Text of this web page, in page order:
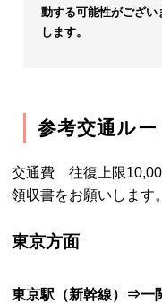
動する可能性がござい
します。
参考交通ル
交通費 往復上限
領収書をお願いします。
東京方面
東京駅（新幹線）⇒一